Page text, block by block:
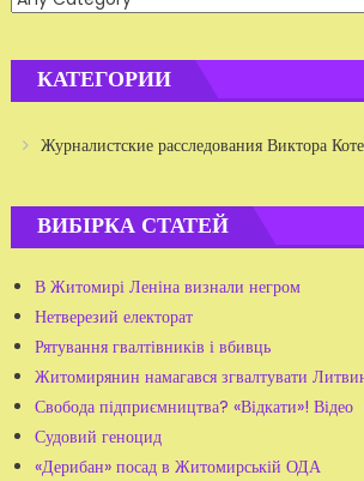
КАТЕГОРИИ
Журналистские расследования Виктора
ВИБІРКА СТАТЕЙ
В Житомирі Леніна визнали негром
Нетверезий електорат
Рятування гвалтівників і вбивць
Житомирянин намагався згвалтувати
Свобода підприємництва? «Відкати»! Відео
Судовий геноцид
«Дерибан» посад в Житомирській ОДА